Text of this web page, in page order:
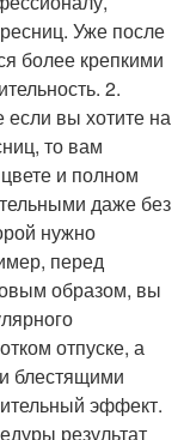
Уже после
более крепкими
2.
если вы хотите на
то вам
и полном
даже без
нужно
перед
образом, вы
отпуске, а
блестящими
эффект.
результат